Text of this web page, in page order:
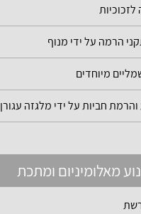
הרמה על ידי מנוף
מיוחדים
חביות על ידי מלגזה עגורן
מאלומיניום ומתכת